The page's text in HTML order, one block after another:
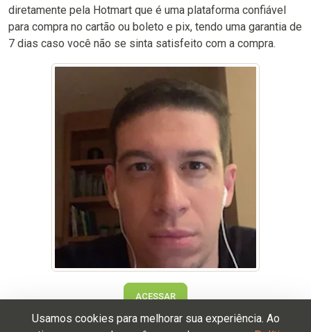
diretamente pela Hotmart que é uma plataforma confiável
para compra no cartão ou boleto e pix, tendo uma garantia de
7 dias caso você não se sinta satisfeito com a compra.
Usamos cookies para melhorar sua experiência. Ao
ACESSAR